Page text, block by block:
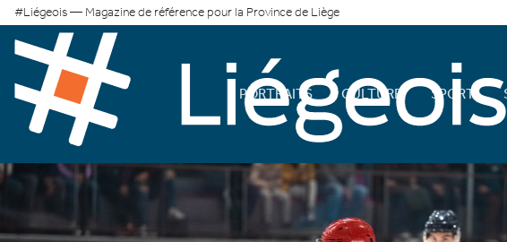
#Liégeois — Magazine de référence pour la Province de Liège
PORTRAITS CULTURE SPORT